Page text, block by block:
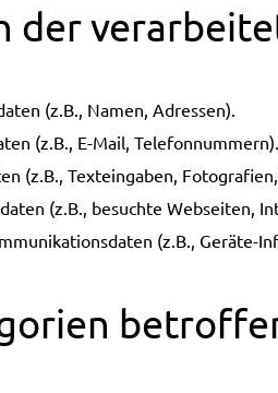
der
(z.B., Namen, Adressen).
(z.B., E-Mail, Telefonnummern).
(z.B., Texteingaben, Fotografien,
(z.B., besuchte Webseiten,
(z.B., Geräte-